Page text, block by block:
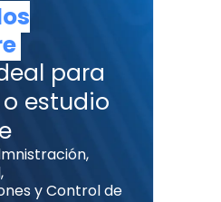
para
o estudio
y Control de